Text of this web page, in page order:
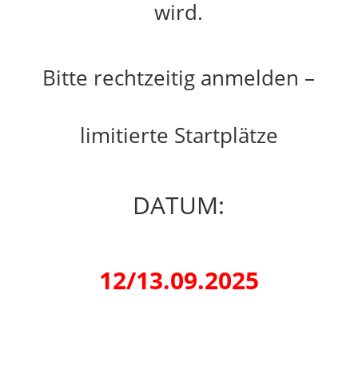
wird.
Bitte rechtzeitig anmelden –
limitierte Startplätze
DATUM:
12/13.09.2025